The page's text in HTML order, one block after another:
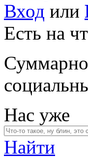
Вход или
Есть на
Нас уже
Найти